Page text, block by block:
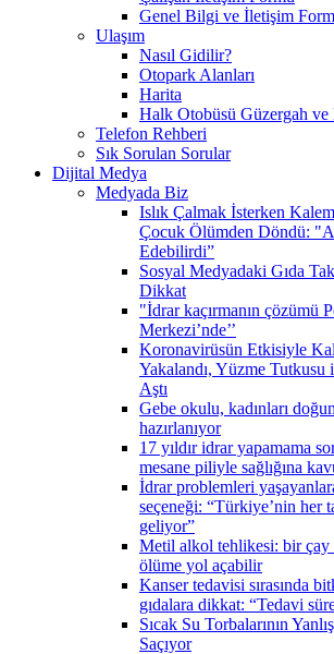
Genel Bilgi ve İletişim
Ulaşım
Nasıl Gidilir?
Otopark Alanları
Harita
Halk Otobüsü Güzergah
Telefon Rehberi
Sık Sorulan Sorular
Dijital Medya
Medyada Biz
Islık Çalmak İsterken
Çocuk Ölümden Döndü:
Edebilirdi”
Sosyal Medyadaki Gıda
Dikkat
"İdrar kaçırmanın çözümü
Merkezi’nde’’
Koronavirüsün Etkisiyle
Yakalandı, Yüzme Tutkusu
Aştı
Gebe okulu, kadınları
hazırlanıyor
17 yıldır idrar yapamama
mesane piliyle sağlığına
İdrar problemleri
seçeneği: “Türkiye’nin her
geliyor”
Metil alkol tehlikesi: bir çay
ölüme yol açabilir
Kanser tedavisi sırasında
gıdalara dikkat: “Tedavi
Sıcak Su Torbalarının
Saçıyor